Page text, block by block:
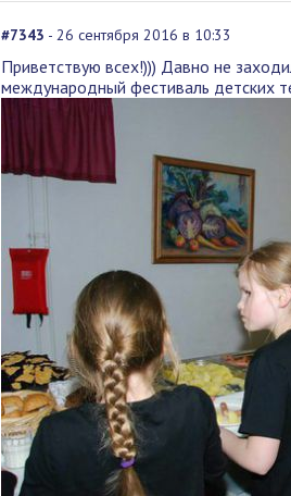
#7343 - 26 сентября 2016 в 10:33
Приветствую всех!))) Давно не
международный фестиваль детских